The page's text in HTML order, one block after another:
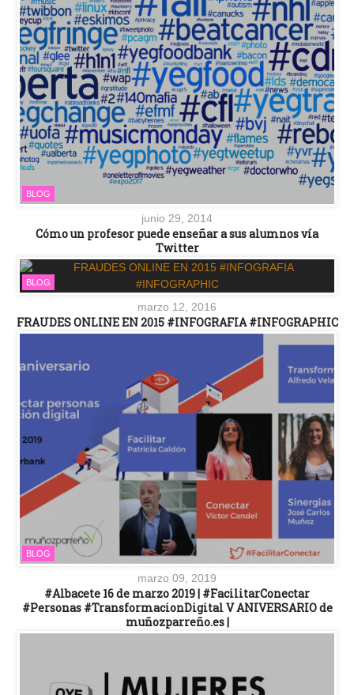
BLOG
junio 29, 2014
Cómo un profesor puede enseñar a sus alumnos vía
Twitter
BLOG
marzo 12, 2016
FRAUDES ONLINE EN 2015 #INFOGRAFIA #INFOGRAPHIC
BLOG
marzo 09, 2019
#Albacete 16 de marzo 2019 | #FacilitarConectar
#Personas #TransformacionDigital V ANIVERSARIO de
muñozparreño.es |